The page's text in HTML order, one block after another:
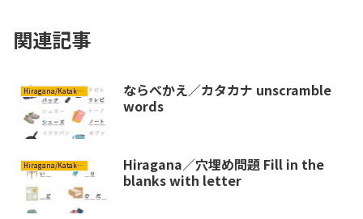
関連記事
Hiragana/Katakana ひらがな/カタカナ
ならべかえ／カタカナ unscramble
words
Hiragana/Katakana ひらがな/カタカナ
Hiragana／穴埋め問題 Fill in the
blanks with letter